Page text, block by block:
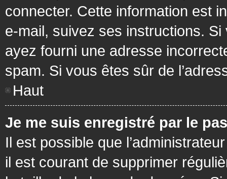
connecter. Cette information est
e-mail, suivez ses instructions. Si
ayez fourni une adresse
spam. Si vous êtes sûr de
Haut
Je me suis enregistré par le
Il est possible que
il est courant de supprimer